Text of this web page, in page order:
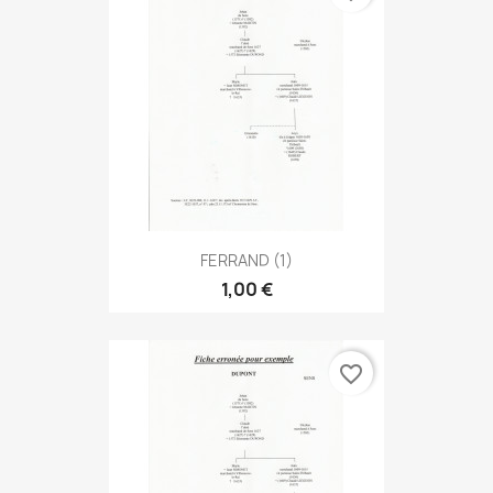
FERRAND (1)
1,00 €
favorite_border